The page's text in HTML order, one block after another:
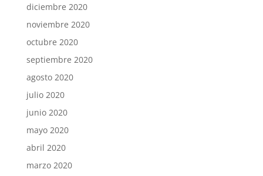
diciembre 2020
noviembre 2020
octubre 2020
septiembre 2020
agosto 2020
julio 2020
junio 2020
mayo 2020
abril 2020
marzo 2020